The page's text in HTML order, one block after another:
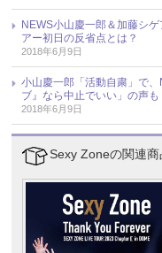
NEWS小山慶一郎＆加藤シ
アー初日の反省点とは？
2018年6月9日
小山慶一郎「活動自粛」で
ブ』なら中止でいい」の声も
2018年6月9日
Sexy Zoneの関連商